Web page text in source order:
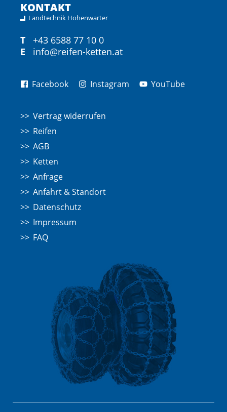
KONTAKT
Landtechnik Hohenwarter
T
+43 6588 77 10 0
E
info@reifen-ketten.at
Facebook Instagram YouTube
Vertrag widerrufen
Reifen
AGB
Ketten
Anfrage
Anfahrt & Standort
Datenschutz
Impressum
FAQ